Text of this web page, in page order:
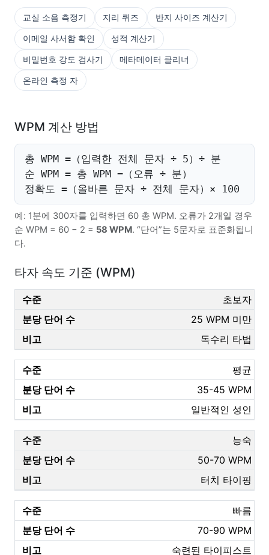
교실 소음 측정기 지리 퀴즈 반지 사이즈 계산기
이메일 사서함 확인 성적 계산기
비밀번호 강도 검사기 메타데이터 클리너
온라인 측정 자
WPM 계산 방법
총 WPM =（입력한 전체 문자 ÷ 5）÷ 분
순 WPM = 총 WPM −（오류 ÷ 분）
정확도 =（올바른 문자 ÷ 전체 문자）× 100
예: 1분에 300자를 입력하면 60 총 WPM. 오류가 2개일 경우
순 WPM = 60 − 2 = 58 WPM. “단어”는 5문자로 표준화됩니
다.
타자 속도 기준 (WPM)
초보자
25 WPM 미만
독수리 타법
평균
35-45 WPM
일반적인 성인
능숙
50-70 WPM
터치 타이핑
빠름
70-90 WPM
숙련된 타이피스트